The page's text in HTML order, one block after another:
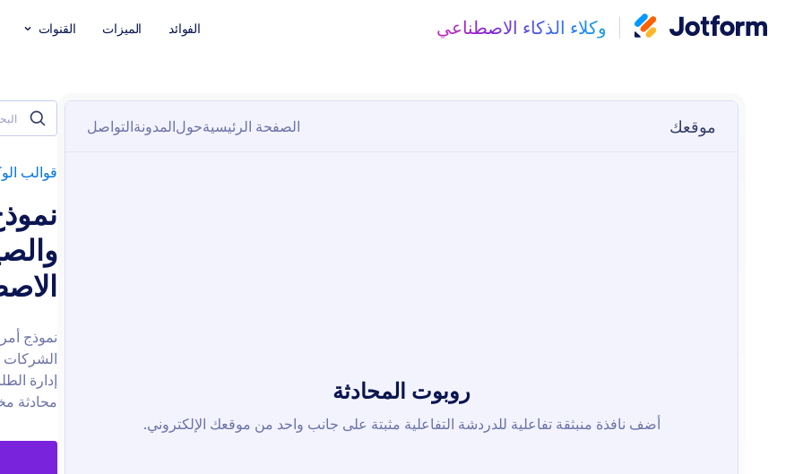
وكلاء الذكاء الاصطناعي الفوائد الميزات القنوات
قوالب
نموذج
الشركات
إدارة
محادثة